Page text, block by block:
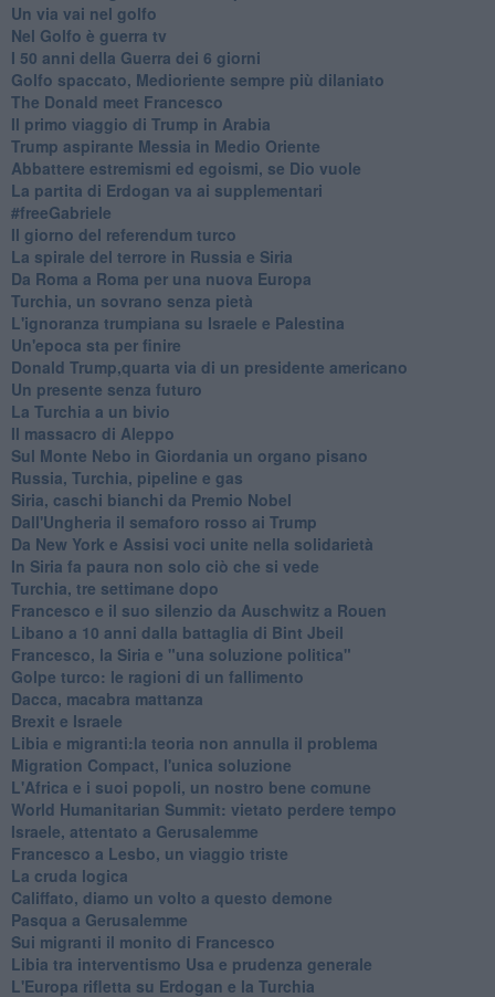
Un via vai nel golfo
Nel Golfo è guerra tv
I 50 anni della Guerra dei 6 giorni
Golfo spaccato, Medioriente sempre più dilaniato
The Donald meet Francesco
Il primo viaggio di Trump in Arabia
Trump aspirante Messia in Medio Oriente
Abbattere estremismi ed egoismi, se Dio vuole
La partita di Erdogan va ai supplementari
#freeGabriele
Il giorno del referendum turco
La spirale del terrore in Russia e Siria
Da Roma a Roma per una nuova Europa
Turchia, un sovrano senza pietà
L'ignoranza trumpiana su Israele e Palestina
Un'epoca sta per finire
Donald Trump,quarta via di un presidente americano
Un presente senza futuro
La Turchia a un bivio
Il massacro di Aleppo
Sul Monte Nebo in Giordania un organo pisano
Russia, Turchia, pipeline e gas
Siria, caschi bianchi da Premio Nobel
Dall'Ungheria il semaforo rosso ai Trump
Da New York e Assisi voci unite nella solidarietà
In Siria fa paura non solo ciò che si vede
Turchia, tre settimane dopo
Francesco e il suo silenzio da Auschwitz a Rouen
Libano a 10 anni dalla battaglia di Bint Jbeil
Francesco, la Siria e "una soluzione politica"
Golpe turco: le ragioni di un fallimento
Dacca, macabra mattanza
Brexit e Israele
Libia e migranti:la teoria non annulla il problema
Migration Compact, l'unica soluzione
L'Africa e i suoi popoli, un nostro bene comune
World Humanitarian Summit: vietato perdere tempo
Israele, attentato a Gerusalemme
Francesco a Lesbo, un viaggio triste
La cruda logica
Califfato, diamo un volto a questo demone
Pasqua a Gerusalemme
Sui migranti il monito di Francesco
Libia tra interventismo Usa e prudenza generale
L'Europa rifletta su Erdogan e la Turchia